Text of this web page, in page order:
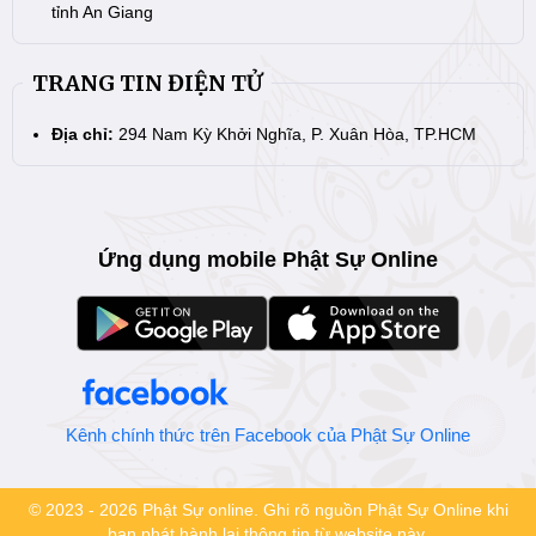
tỉnh An Giang
TRANG TIN ĐIỆN TỬ
Địa chỉ: 294 Nam Kỳ Khởi Nghĩa, P. Xuân Hòa, TP.HCM
Ứng dụng mobile Phật Sự Online
Kênh chính thức trên Facebook của Phật Sự Online
© 2023 - 2026 Phật Sự online. Ghi rõ nguồn Phật Sự Online khi